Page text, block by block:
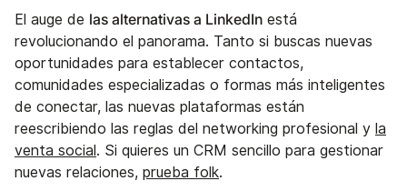
El auge de las alternativas a LinkedIn está
revolucionando el panorama. Tanto si buscas nuevas
oportunidades para establecer contactos,
comunidades especializadas o formas más inteligentes
de conectar, las nuevas plataformas están
reescribiendo las reglas del networking profesional y la
venta social. Si quieres un CRM sencillo para gestionar
nuevas relaciones, prueba folk.